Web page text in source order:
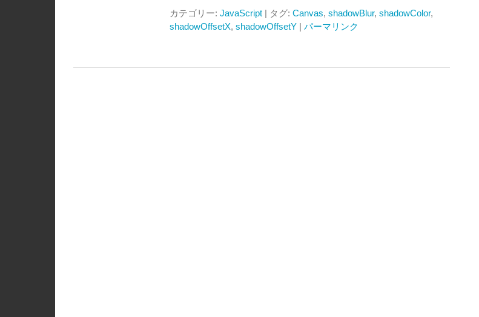
カテゴリー: JavaScript| タグ: Canvas, shadowBlur, shadowColor,
shadowOffsetX, shadowOffsetY| パーマリンク